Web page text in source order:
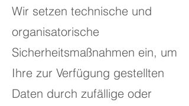
Wir setzen technische und
organisatorische
Sicherheitsmaßnahmen ein, um
Ihre zur Verfügung gestellten
Daten durch zufällige oder